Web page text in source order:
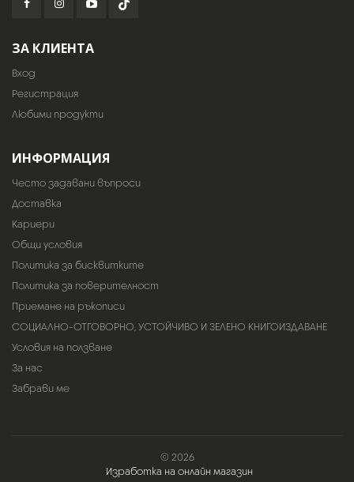
ЗА КЛИЕНТА
Вход
Регистрация
Любими продукти
ИНФОРМАЦИЯ
Често задавани въпроси
Доставка
Кариери
Общи условия
Политика за бисквитките
Политика за поверителност
Приемане на ръкописи
СОЦИАЛНО-ОТГОВОРНО, УСТОЙЧИВО И ЗЕЛЕНО КНИГОИЗДАВАНЕ
Условия на ползване
За нас
Забрави ме
© 2026
Изработка на онлайн магазин